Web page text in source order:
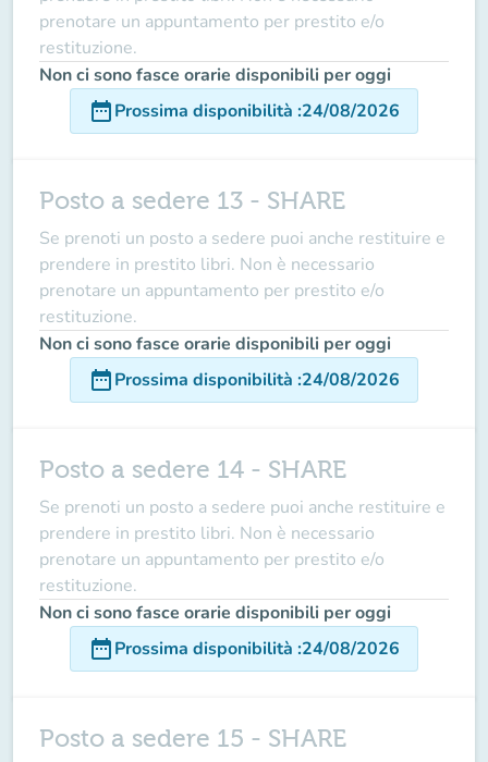
prenotare un appuntamento per prestito e/o
restituzione.
Non ci sono fasce orarie disponibili per oggi
date_rangeProssima disponibilità :24/08/2026
Posto a sedere 13 - SHARE
Se prenoti un posto a sedere puoi anche restituire e
prendere in prestito libri. Non è necessario
prenotare un appuntamento per prestito e/o
restituzione.
Non ci sono fasce orarie disponibili per oggi
date_rangeProssima disponibilità :24/08/2026
Posto a sedere 14 - SHARE
Se prenoti un posto a sedere puoi anche restituire e
prendere in prestito libri. Non è necessario
prenotare un appuntamento per prestito e/o
restituzione.
Non ci sono fasce orarie disponibili per oggi
date_rangeProssima disponibilità :24/08/2026
Posto a sedere 15 - SHARE